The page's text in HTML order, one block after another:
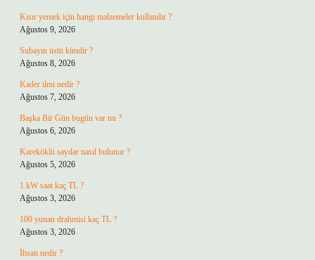
Kısır yemek için hangi malzemeler kullanılır ?
Ağustos 9, 2026
Subayın üstü kimdir ?
Ağustos 8, 2026
Kader ilmi nedir ?
Ağustos 7, 2026
Başka Bir Gün bugün var mı ?
Ağustos 6, 2026
Kareköklü sayılar nasıl bulunur ?
Ağustos 5, 2026
1 kW saat kaç TL ?
Ağustos 3, 2026
100 yunan drahmisi kaç TL ?
Ağustos 3, 2026
İhsan nedir ?